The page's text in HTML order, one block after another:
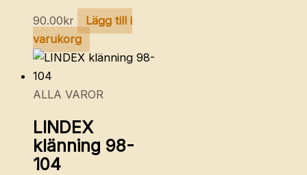
90.00kr
Lägg till i
varukorg
ALLA VAROR
LINDEX
klänning 98-
104